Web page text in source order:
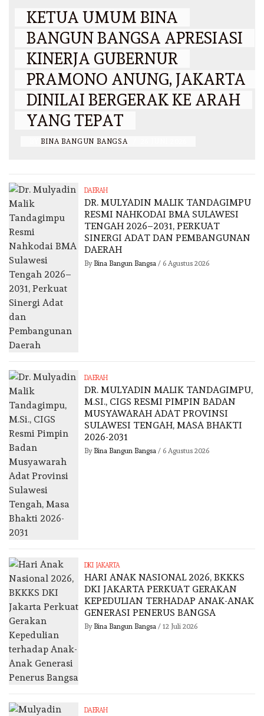
KETUA UMUM BINA
BANGUN BANGSA APRESIASI
KINERJA GUBERNUR
PRAMONO ANUNG, JAKARTA
DINILAI BERGERAK KE ARAH
YANG TEPAT
BINA BANGUN BANGSA
DAERAH
DR. MULYADIN MALIK TANDAGIMPU
RESMI NAHKODAI BMA SULAWESI
TENGAH 2026–2031, PERKUAT
SINERGI ADAT DAN PEMBANGUNAN
DAERAH
By Bina Bangun Bangsa/ 6 Agustus 2026
DAERAH
DR. MULYADIN MALIK TANDAGIMPU,
M.SI., CIGS RESMI PIMPIN BADAN
MUSYAWARAH ADAT PROVINSI
SULAWESI TENGAH, MASA BHAKTI
2026-2031
By Bina Bangun Bangsa/ 6 Agustus 2026
DKI JAKARTA
HARI ANAK NASIONAL 2026, BKKKS
DKI JAKARTA PERKUAT GERAKAN
KEPEDULIAN TERHADAP ANAK-ANAK
GENERASI PENERUS BANGSA
By Bina Bangun Bangsa/ 12 Juli 2026
DAERAH